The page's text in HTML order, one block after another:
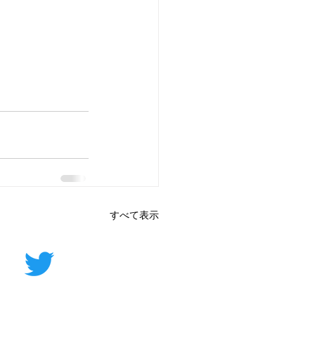
すべて表示